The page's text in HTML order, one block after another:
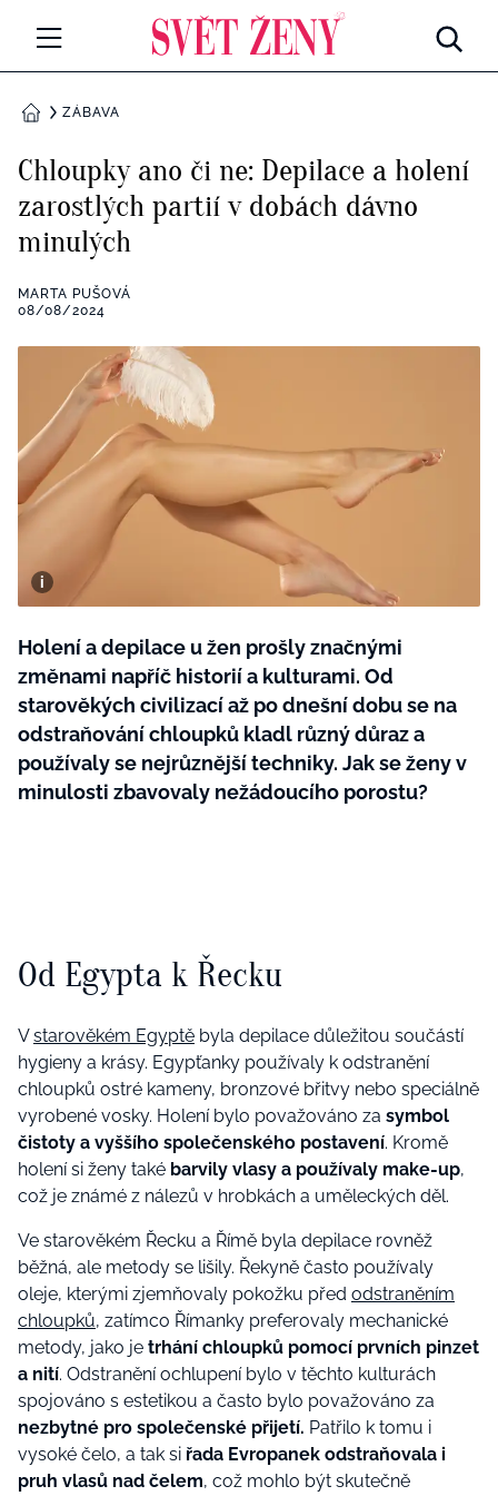
Všechny kategorie
Rozhovory
RETROHUBKY
Všechny kategorie
Seberozvoj
Všechny kategorie
Životní styl
ZÁBAVA
Všechny kategorie
Testy a kvízy
BYDLENÍ
Všechny kategorie
Rady a tipy
BurdaMedia
Extra
SVĚT ŽENY - 599 KČ
ROČNÍ PŘEDPLATNÉ SVĚT ŽENY +
DOMŮZÁBAVA
Chloupky ano či ne: Depilace a holení
zarostlých partií v dobách dávno
minulých
MARTA PUŠOVÁ
08/08/2024
Holení a depilace u žen prošly značnými
změnami napříč historií a kulturami. Od
starověkých civilizací až po dnešní dobu se na
odstraňování chloupků kladl různý důraz a
používaly se nejrůznější techniky. Jak se ženy v
minulosti zbavovaly nežádoucího porostu?
Od Egypta k Řecku
Vstarověkém Egyptě byla depilace důležitou součástí
hygieny a krásy. Egypťanky používaly k odstranění
chloupků ostré kameny, bronzové břitvy nebo speciálně
vyrobené vosky. Holení bylo považováno za symbol
čistoty a vyššího společenského postavení. Kromě
holení si ženy také barvily vlasy a používaly make-up,
což je známé z nálezů v hrobkách a uměleckých děl.
Ve starověkém Řecku a Římě byla depilace rovněž
běžná, ale metody se lišily. Řekyně často používaly
oleje, kterými zjemňovaly pokožku před odstraněním
chloupků, zatímco Římanky preferovaly mechanické
metody, jako je trhání chloupků pomocí prvních pinzet
a nití. Odstranění ochlupení bylo v těchto kulturách
spojováno s estetikou a často bylo považováno za
nezbytné pro společenské přijetí. Patřilo k tomu i
vysoké čelo, a tak si řada Evropanek odstraňovala i
pruh vlasů nad čelem, což mohlo být skutečně